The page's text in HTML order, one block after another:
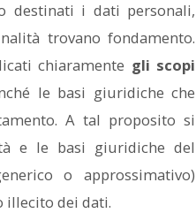
destinati i dati personali,
trovano fondamento.
chiaramente gli scopi
le basi giuridiche che
A tal proposito si
e le basi giuridiche del
o approssimativo)
illecito dei dati.